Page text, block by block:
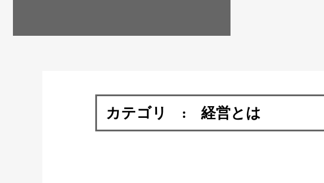
カテゴリ : 経営とは